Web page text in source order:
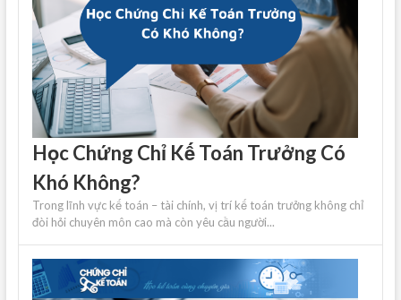
Học Chứng Chỉ Kế Toán Trưởng Có
Khó Không?
Trong lĩnh vực kế toán – tài chính, vị trí kế toán trưởng không chỉ
đòi hỏi chuyên môn cao mà còn yêu cầu người...